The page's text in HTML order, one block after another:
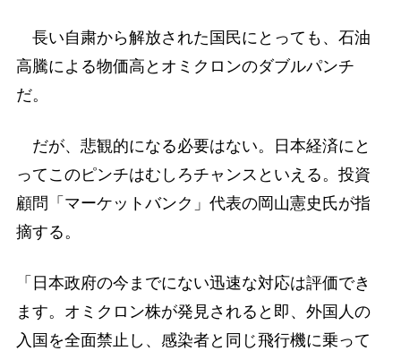
長い自粛から解放された国民にとっても、石油
高騰による物価高とオミクロンのダブルパンチ
だ。
だが、悲観的になる必要はない。日本経済にと
ってこのピンチはむしろチャンスといえる。投資
顧問「マーケットバンク」代表の岡山憲史氏が指
摘する。
「日本政府の今までにない迅速な対応は評価でき
ます。オミクロン株が発見されると即、外国人の
入国を全面禁止し、感染者と同じ飛行機に乗って